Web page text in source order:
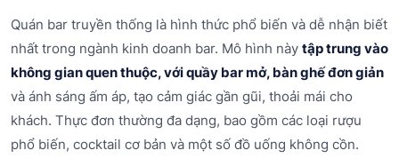
Quán bar truyền thống là hình thức phổ biến và dễ nhận biết
nhất trong ngành kinh doanh bar. Mô hình này tập trung vào
không gian quen thuộc, với quầy bar mở, bàn ghế đơn giản
và ánh sáng ấm áp, tạo cảm giác gần gũi, thoải mái cho
khách. Thực đơn thường đa dạng, bao gồm các loại rượu
phổ biến, cocktail cơ bản và một số đồ uống không cồn.